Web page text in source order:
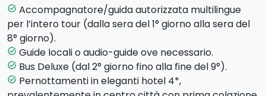
incontro con il nostro accompagnatore, cena e
pernottamento in albergo.
Giorno 2 - Mercoledì - MONREALE E PALERMO
(hotel a Palermo)
Dopo la colazione in hotel la mattinata è dedicata alla
scoperta diMonrealedove si visiteranno l'imponente
task_alt Accompagnatore/guida autorizzata multilingue
per l’intero tour (dalla sera del 1° giorno alla sera del
8° giorno).
task_alt Guide locali o audio-guide ove necessario.
task_alt Bus Deluxe (dal 2° giorno fino alla fine del 9°).
task_alt Pernottamenti in eleganti hotel 4*,